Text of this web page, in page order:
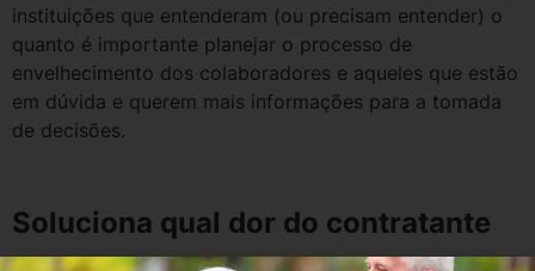
instituições que entenderam (ou precisam entender) o
quanto é importante planejar o processo de
envelhecimento dos colaboradores e aqueles que estão
em dúvida e querem mais informações para a tomada
de decisões.
Soluciona qual dor do contratante